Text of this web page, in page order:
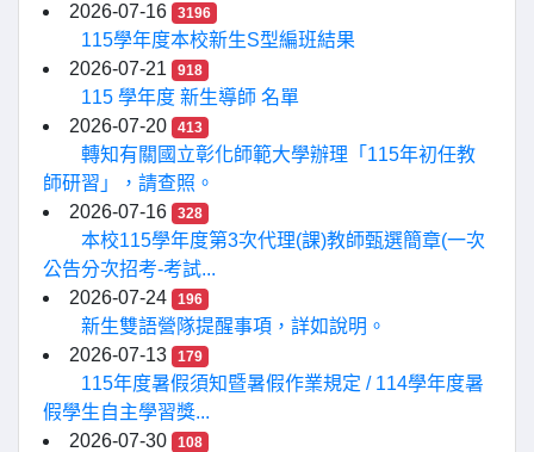
2026-07-16 3196
115學年度本校新生S型編班結果
2026-07-21
918
115 學年度 新生導師 名單
2026-07-20
413
轉知有關國立彰化師範大學辦理「115年初任教
師研習」，請查照。
2026-07-16
328
本校115學年度第3次代理(課)教師甄選簡章(一次
公告分次招考-考試...
2026-07-24
196
新生雙語營隊提醒事項，詳如說明。
2026-07-13
179
115年度暑假須知暨暑假作業規定 / 114學年度暑
假學生自主學習獎...
2026-07-30
108